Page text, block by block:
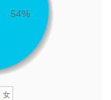
女
54%